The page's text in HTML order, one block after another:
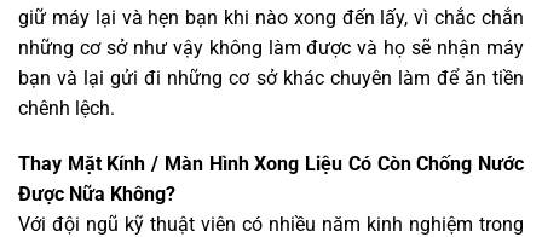
giữ máy lại và hẹn bạn khi nào xong đến lấy, vì chắc chắn
những cơ sở như vậy không làm được và họ sẽ nhận máy
bạn và lại gửi đi những cơ sở khác chuyên làm để ăn tiền
chênh lệch.
Thay Mặt Kính / Màn Hình Xong Liệu Có Còn Chống Nước
Được Nữa Không?
Với đội ngũ kỹ thuật viên có nhiều năm kinh nghiệm trong